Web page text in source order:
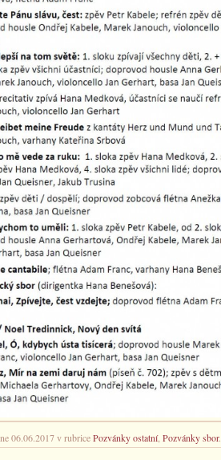
06.06.2017 v rubricePozvánky ostatní, Pozvánky sbor.